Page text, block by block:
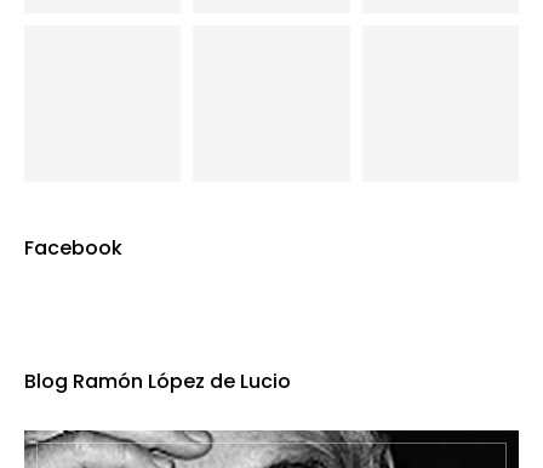
Facebook
Blog Ramón López de Lucio